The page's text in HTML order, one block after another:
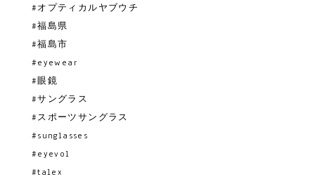
#オプティカルヤブウチ
#福島県
#福島市
#eyewear
#眼鏡
#サングラス
#スポーツサングラス
#sunglasses
#eyevol
#talex